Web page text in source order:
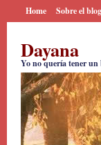
Home Sobre el blog
Dayana
Yo no quería tener un